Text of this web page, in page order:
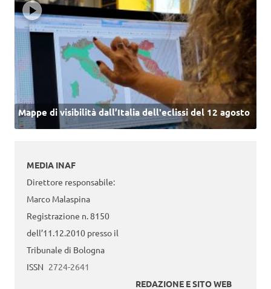
Mappe di visibilità dall’Italia dell'eclissi del 12 agosto
MEDIA INAF
Direttore responsabile:
Marco Malaspina
Registrazione n. 8150
dell’11.12.2010 presso il
Tribunale di Bologna
ISSN 2724-2641
REDAZIONE E SITO WEB